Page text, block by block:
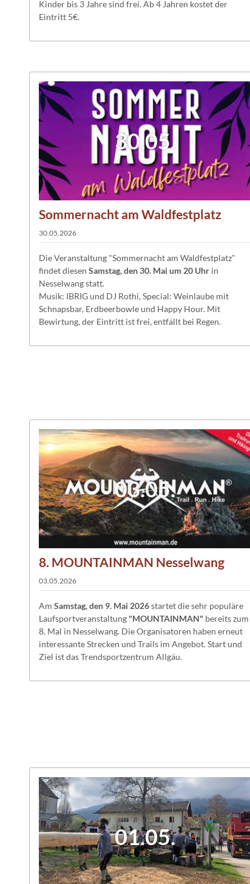
Kinder bis 3 Jahre sind frei. Ab 4 Jahren kostet der
Eintritt 5€.
30.05.
Sommernacht am Waldfestplatz
30.05.2026
Die Veranstaltung "Sommernacht am Waldfestplatz"
findet diesen Samstag, den 30. Mai um 20 Uhr in
Nesselwang statt.
Musik: IBRIG und DJ Rothi, Special: Weinlaube mit
Schnapsbar, Erdbeerbowle und Happy Hour. Mit
Bewirtung, der Eintritt ist frei, entfällt bei Regen.
03.05.
8. MOUNTAINMAN Nesselwang
03.05.2026
Am Samstag, den 9. Mai 2026startet die sehr populäre
Laufsportveranstaltung "MOUNTAINMAN" bereits zum
8. Mal in Nesselwang. Die Organisatoren haben erneut
interessante Strecken und Trails im Angebot. Start und
Ziel ist das Trendsportzentrum Allgäu.
01.05.